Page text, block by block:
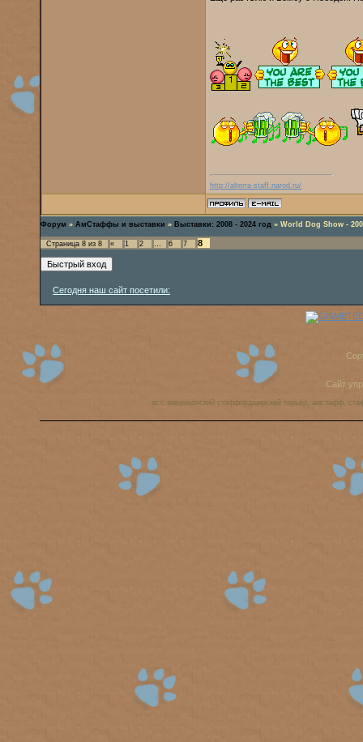
http://alterra-staff.narod.ru/
Форум » АмСтаффы и выставки » Выставки: 2008 - 2024 год » World Dog Show -
Страница 8 из 8 « 1 2 … 6 7 8
Сегодня наш сайт посетили:
Сайт
аст, американский стаффордширский терьер, амстафф,